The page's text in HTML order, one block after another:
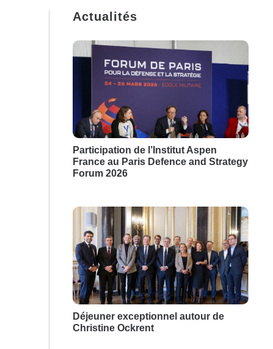
Actualités
Participation de l’Institut Aspen
France au Paris Defence and Strategy
Forum 2026
Déjeuner exceptionnel autour de
Christine Ockrent